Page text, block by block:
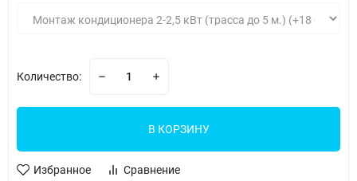
Количество:
В КОРЗИНУ
Избранное Сравнение